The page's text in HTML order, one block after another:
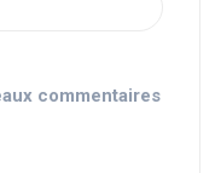
commentaires